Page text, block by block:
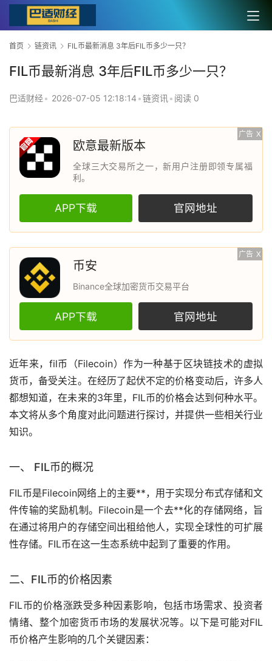
首页 链资讯 FIL币最新消息 3年后FIL币多少一只？
FIL币最新消息 3年后FIL币多少一只？
巴适财经• 2026-07-05 12:18:14 •链资讯 • 阅读 0
广告 X
欧意最新版本
全球三大交易所之一，新用户注册即领专属福
利。
APP下载 官网地址
广告 X
币安
Binance全球加密货币交易平台
APP下载 官网地址
近年来， fil币 （Filecoin）作为一种基于区块链技术的虚拟
货币，备受关注。在经历了起伏不定的价格变动后，许多人
都想知道，在未来的3年里，FIL币的价格会达到何种水平。
本文将从多个角度对此问题进行探讨，并提供一些相关行业
知识。
一、 FIL币的概况
FIL币是Filecoin网络上的主要**，用于实现分布式存储和文
件传输的奖励机制。Filecoin是一个去**化的存储网络，旨
在通过将用户的存储空间出租给他人，实现全球性的可扩展
性存储。FIL币在这一生态系统中起到了重要的作用。
二、FIL币的价格因素
FIL币的价格涨跌受多种因素影响，包括市场需求、投资者
情绪、整个加密货币市场的发展状况等。以下是可能对FIL
币价格产生影响的几个关键因素：